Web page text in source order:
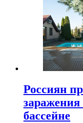
Россиян
бассейне